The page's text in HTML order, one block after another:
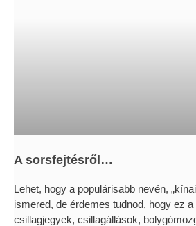
A sorsfejtésről…
Lehet, hogy a populárisabb nevén,
ismered, de érdemes tudnod, hogy ez
csillagjegyek, csillagállások,